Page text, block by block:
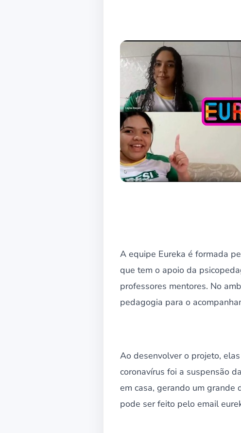
A equipe Eureka é formada
que tem o apoio da
professores mentores. No
pedagogia para o
Ao desenvolver o projeto,
coronavírus foi a suspensão
em casa, gerando um grande
pode ser feito pelo email